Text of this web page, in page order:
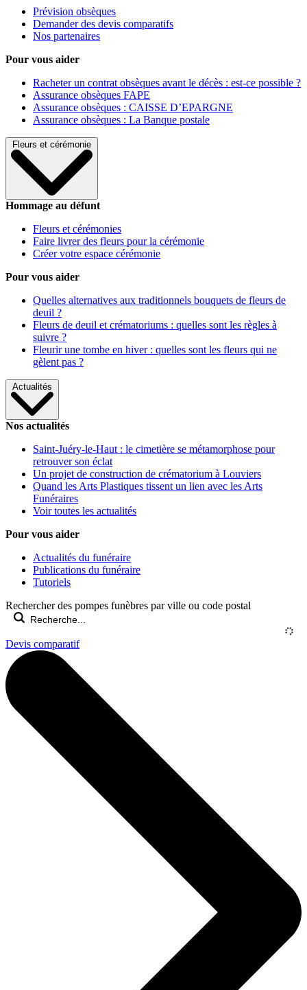
Prévision obsèques
Demander des devis comparatifs
Nos partenaires
Pour vous aider
Racheter un contrat obsèques avant le décès : est-ce possible ?
Assurance obsèques FAPE
Assurance obsèques : CAISSE D’EPARGNE
Assurance obsèques : La Banque postale
Fleurs et cérémonie
Hommage au défunt
Fleurs et cérémonies
Faire livrer des fleurs pour la cérémonie
Créer votre espace cérémonie
Pour vous aider
Quelles alternatives aux traditionnels bouquets de fleurs de
deuil ?
Fleurs de deuil et crématoriums : quelles sont les règles à
suivre ?
Fleurir une tombe en hiver : quelles sont les fleurs qui ne
gèlent pas ?
Actualités
Nos actualités
Saint-Juéry-le-Haut : le cimetière se métamorphose pour
retrouver son éclat
Un projet de construction de crématorium à Louviers
Quand les Arts Plastiques tissent un lien avec les Arts
Funéraires
Voir toutes les actualités
Pour vous aider
Actualités du funéraire
Publications du funéraire
Tutoriels
Rechercher des pompes funèbres par ville ou code postal
Devis comparatif